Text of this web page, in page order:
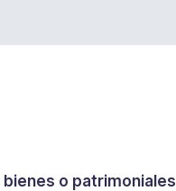
o patrimoniales